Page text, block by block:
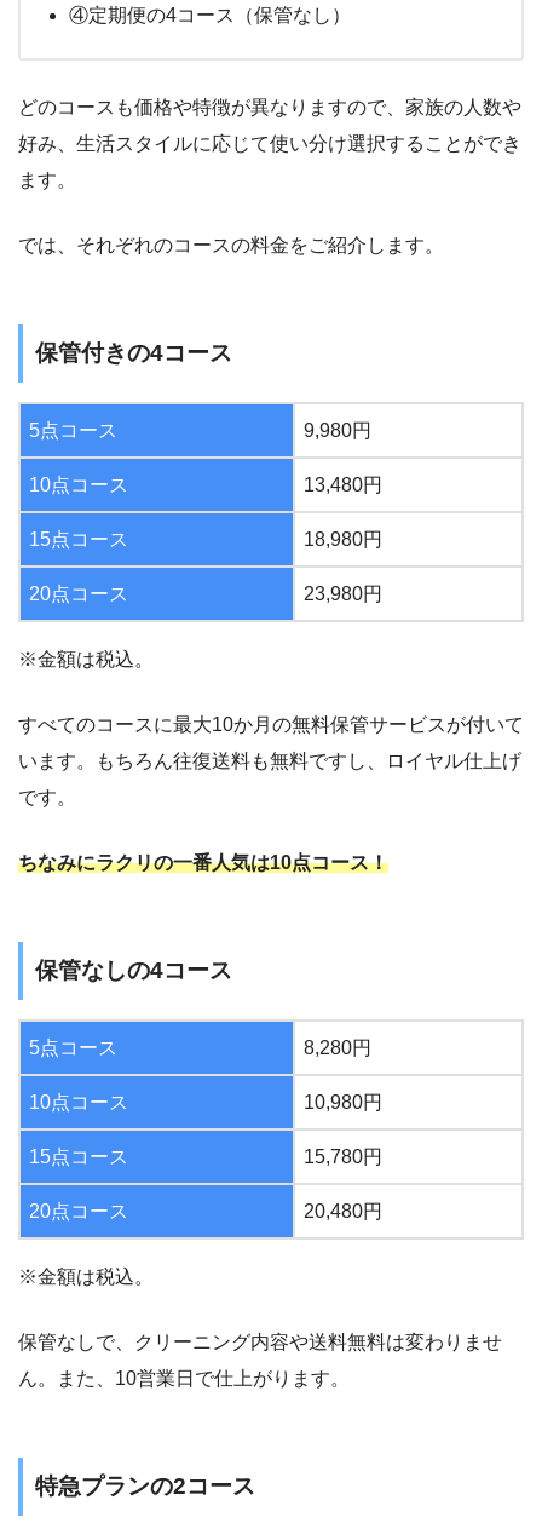
④定期便の4コース（保管なし）
どのコースも価格や特徴が異なりますので、家族の人数や
好み、生活スタイルに応じて使い分け選択することができ
ます。
では、それぞれのコースの料金をご紹介します。
保管付きの4コース
5点コース 9,980円
10点コース 13,480円
15点コース 18,980円
20点コース 23,980円
※金額は税込。
すべてのコースに最大10か月の無料保管サービスが付いて
います。もちろん往復送料も無料ですし、ロイヤル仕上げ
です。
ちなみにラクリの一番人気は10点コース！
保管なしの4コース
5点コース 8,280円
10点コース 10,980円
15点コース 15,780円
20点コース 20,480円
※金額は税込。
保管なしで、クリーニング内容や送料無料は変わりませ
ん。また、10営業日で仕上がります。
特急プランの2コース